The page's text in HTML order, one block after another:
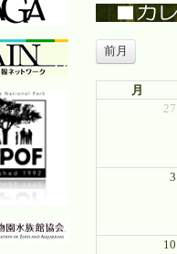
前月
月
27
3
10